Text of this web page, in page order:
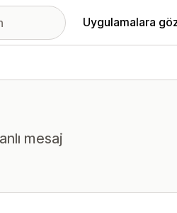
Uygulamalara
mesaj